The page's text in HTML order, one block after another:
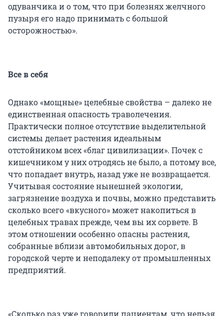
одуванчика и о том, что при болезнях желчного
пузыря его надо принимать с большой
осторожностью».
Все в себя
Однако «мощные» целебные свойства – далеко не
единственная опасность траволечения.
Практически полное отсутствие выделительной
системы делает растения идеальным
отстойником всех «благ цивилизации». Почек с
кишечником у них отродясь не было, а потому все,
что попадает внутрь, назад уже не возвращается.
Учитывая состояние нынешней экологии,
загрязнение воздуха и почвы, можно представить
сколько всего «вкусного» может накопиться в
целебных травах прежде, чем вы их сорвете. В
этом отношении особенно опасны растения,
собранные вблизи автомобильных дорог, в
городской черте и неподалеку от промышленных
предприятий.
«Сколько раз уже говорили пациентам, что нельзя